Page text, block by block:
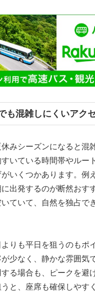
も混雑しにくいアク
みシーズンになると混
いている時間帯やルー
いくつかあります。例
出発するのが断然おす
ていて、自然を独占で
よりも平日を狙うのもポ
少なく、静かな雰囲気
る場合も、ピークを避
と、座席も確保しやす